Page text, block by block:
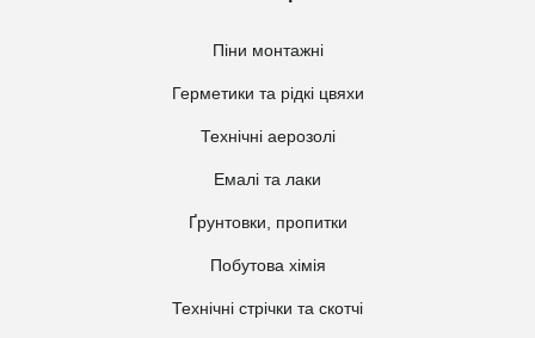
Піни монтажні
Герметики та рідкі цвяхи
Технічні аерозолі
Емалі та лаки
Ґрунтовки, пропитки
Побутова хімія
Технічні стрічки та скотчі